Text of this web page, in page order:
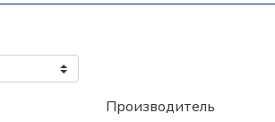
Производитель